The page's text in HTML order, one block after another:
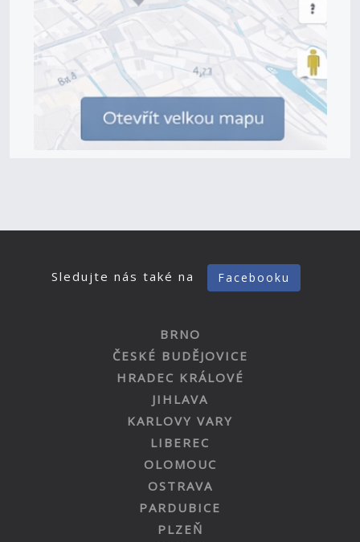
Sledujte nás také na Facebooku
BRNO
ČESKÉ BUDĚJOVICE
HRADEC KRÁLOVÉ
JIHLAVA
KARLOVY VARY
LIBEREC
OLOMOUC
OSTRAVA
PARDUBICE
PLZEŇ